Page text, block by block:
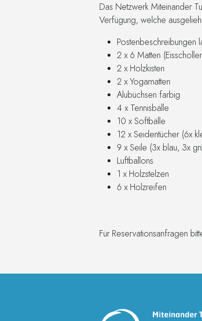
Das Netzwerk Miteinander
Verfügung, welche
Postenbeschreibungen
2 x 6 Matten
2 x Holzkisten
2 x Yogamatten
Alubüchsen farbig
4 x Tennisbälle
10 x Softbälle
12 x Seidentücher (6x
9 x Seile (3x blau, 3x
Luftballons
1 x Holzstelzen
6 x Holzreifen
Für Reservationsanfragen